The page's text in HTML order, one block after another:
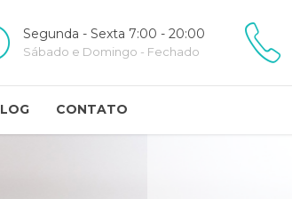
Segunda - Sexta 7:00 - 20:00
Sábado e Domingo - Fechado
CONTATO